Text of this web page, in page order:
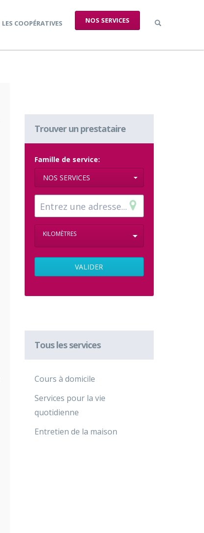
LES COOPÉRATIVES NOS SERVICES
Trouver un prestataire
Famille de service:
NOS SERVICES
KILOMÈTRES
Tous les services
Cours à domicile
Services pour la vie
quotidienne
Entretien de la maison